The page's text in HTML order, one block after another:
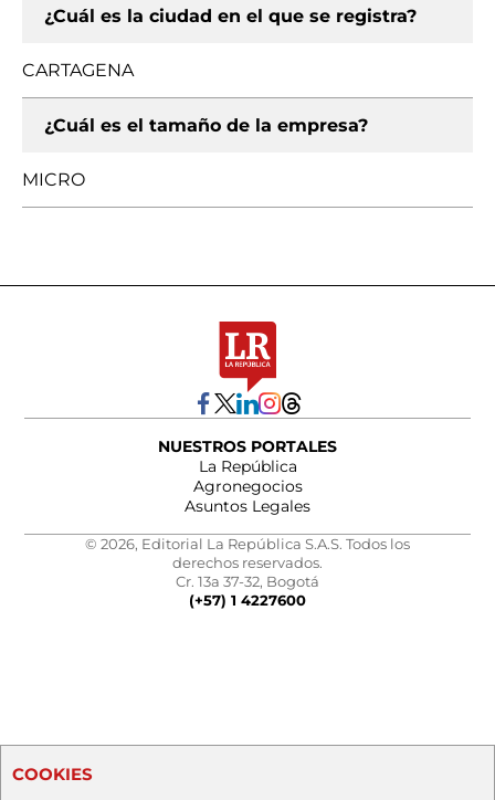
¿Cuál es la ciudad en el que se registra?
CARTAGENA
¿Cuál es el tamaño de la empresa?
MICRO
NUESTROS PORTALES
La República
Agronegocios
Asuntos Legales
© 2026, Editorial La República S.A.S. Todos los
derechos reservados.
Cr. 13a 37-32, Bogotá
(+57) 1 4227600
COOKIES